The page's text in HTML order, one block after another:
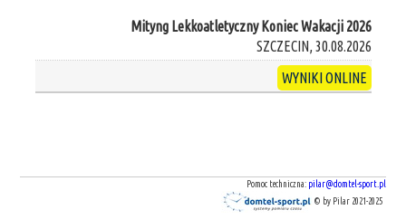
Mityng Lekkoatletyczny Koniec Wakacji 2026
SZCZECIN, 30.08.2026
WYNIKI ONLINE
Pomoc techniczna: pilar@domtel-sport.pl
© by Pilar 2021-2025